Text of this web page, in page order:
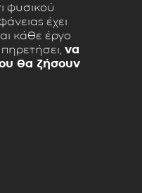
φυσικού
έχει
κάθε έργο
να
θα ζήσουν